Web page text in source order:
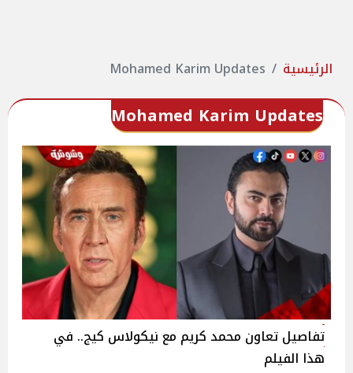
الرئيسية Mohamed Karim Updates
Mohamed Karim Updates
تفاصيل تعاون محمد كريم مع نيكولاس كيج.. في
هذا الفيلم